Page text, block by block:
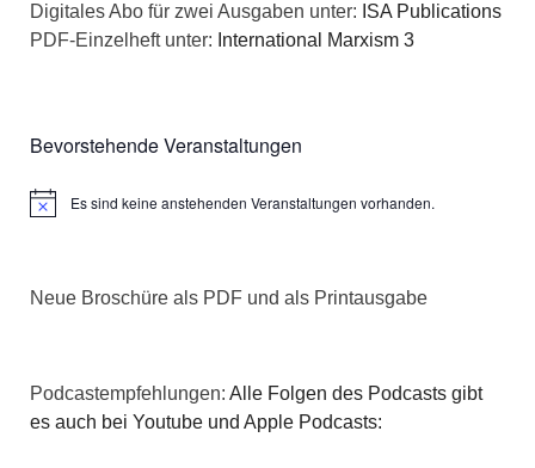
Digitales Abo für zwei Ausgaben unter: ISA Publications
PDF-Einzelheft unter: International Marxism 3
Bevorstehende Veranstaltungen
HinweisEs sind keine anstehenden Veranstaltungen vorhanden.
Neue Broschüre als PDF und als Printausgabe
Podcastempfehlungen: Alle Folgen des Podcasts gibt
es auch bei Youtube und Apple Podcasts: